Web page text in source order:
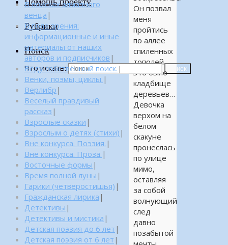
Рубрики
Поиск
Что искать: Поиск
Он позвал
меня
пройтись
по аллее
спиленных
тополей.
Это было
кладбище
деревьев…
Девочка
верхом на
белом
скакуне
пронеслась
по улице
мимо,
оставляя
за собой
волнующий
след
давно
позабытой
В поисках алмазного
венца |
В поле зрения:
информационные и иные
материалы от наших
авторов и подписчиков |
Веду собственный поиск. |
Венки, поэмы, циклы. |
Верлибр |
Веселый правдивый
рассказ |
Взрослые сказки |
Взрослым о детях (стихи) |
Вне конкурса. Поэзия. |
Вне конкурса. Проза. |
Восточные формы |
Время полной луны |
Гарики (четверостишья) |
Гражданская лирика |
Детективы |
Детективы и мистика |
Детская поэзия до 6 лет |
Детская поэзия от 6 лет |